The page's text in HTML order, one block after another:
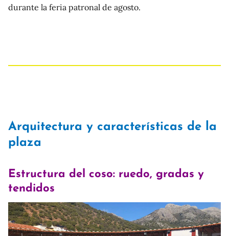
durante la feria patronal de agosto.
Arquitectura y características de la
plaza
Estructura del coso: ruedo, gradas y
tendidos